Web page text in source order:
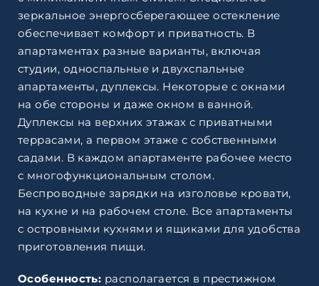
зеркальное энергосберегающее остекление
обеспечивает комфорт и приватность. В
апартаментах разные варианты, включая
студии, односпальные и двухспальные
апартаменты, дуплексы. Некоторые с окнами
на обе стороны и даже окном в ванной.
Дуплексы на верхних этажах с приватными
террасами, а первом этаже с собственными
садами. В каждом апартаменте рабочее место
с многофункциональным столом.
Беспроводные зарядки на изголовье кровати,
на кухне и на рабочем столе. Все апартаменты
с островными кухнями и ящиками для удобства
приготовления пищи.
Особенность: располагается в престижном